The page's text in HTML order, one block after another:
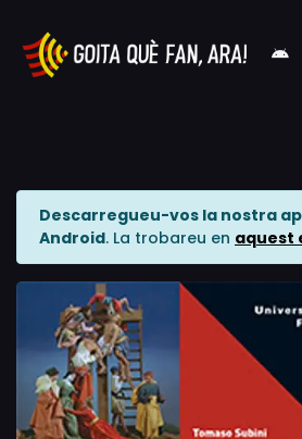
Descarregueu-vos la nostra
Android. La trobareu en aquest